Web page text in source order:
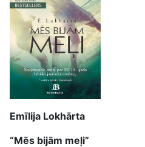
Emīlija Lokhārta
“Mēs bijām meļi”